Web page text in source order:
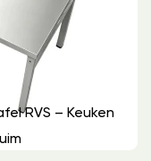
RVS – Keuken